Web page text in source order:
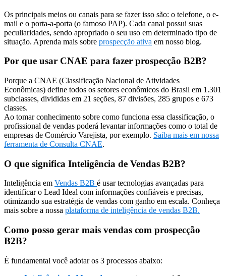
Os principais meios ou canais para se fazer isso são: o telefone, o e-
mail e o porta-a-porta (o famoso PAP). Cada canal possui suas
peculiaridades, sendo apropriado o seu uso em determinado tipo de
situação. Aprenda mais sobre prospecção ativa em nosso blog.
Por que usar CNAE para fazer prospecção B2B?
Porque a CNAE (Classificação Nacional de Atividades
Econômicas) define todos os setores econômicos do Brasil em 1.301
subclasses, divididas em 21 seções, 87 divisões, 285 grupos e 673
classes.
Ao tomar conhecimento sobre como funciona essa classificação, o
profissional de vendas poderá levantar informações como o total de
empresas de Comércio Varejista, por exemplo. Saiba mais em nossa
ferramenta de Consulta CNAE.
O que significa Inteligência de Vendas B2B?
Inteligência em Vendas B2B é usar tecnologias avançadas para
identificar o Lead Ideal com informações confiáveis e precisas,
otimizando sua estratégia de vendas com ganho em escala. Conheça
mais sobre a nossa plataforma de inteligência de vendas B2B.
Como posso gerar mais vendas com prospecção
B2B?
É fundamental você adotar os 3 processos abaixo: